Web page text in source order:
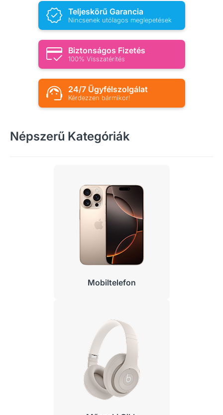
Teljeskörű Garancia
Nincsenek utólagos meglepetések
Biztonságos Fizetés
100% Visszatérítés
24/7 Ügyfélszolgálat
Kérdezzen bármikor!
Népszerű Kategóriák
Mobiltelefon